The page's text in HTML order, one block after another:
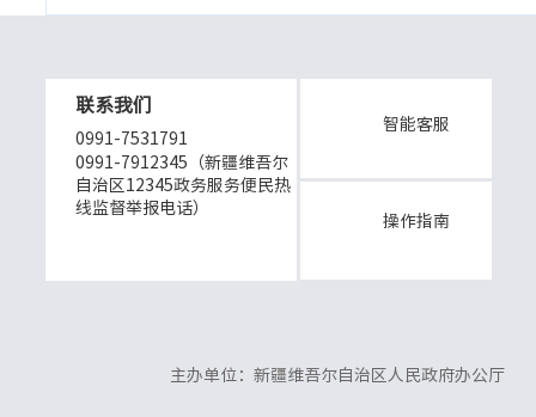
联系我们
0991-7531791
0991-7912345（新疆维吾尔
自治区12345政务服务便民热
线监督举报电话）
智能客服
操作指南
主办单位：新疆维吾尔自治区人民政府办公厅